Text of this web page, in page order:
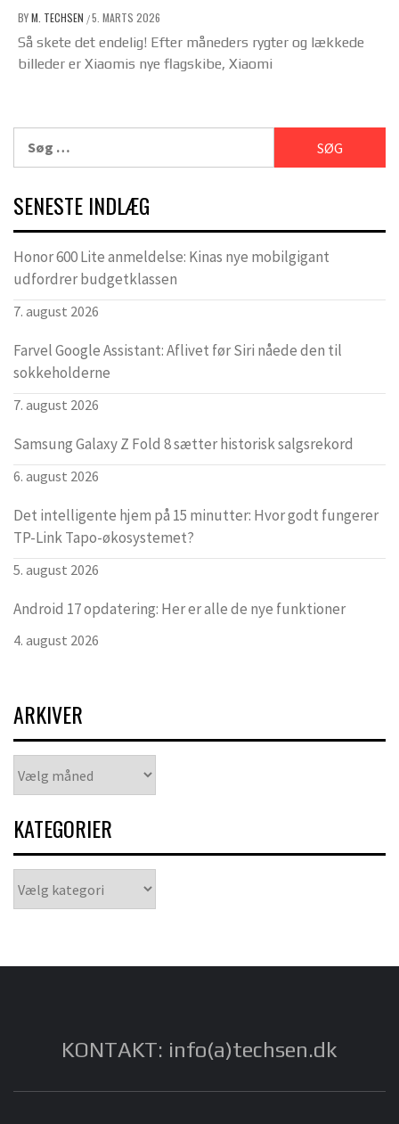
BYM. TECHSEN /5. MARTS 2026
Så skete det endelig! Efter måneders rygter og lækkede
billeder er Xiaomis nye flagskibe, Xiaomi
efter:
SENESTE INDLÆG
Honor 600 Lite anmeldelse: Kinas nye mobilgigant
udfordrer budgetklassen
7. august 2026
Farvel Google Assistant: Aflivet før Siri nåede den til
sokkeholderne
7. august 2026
Samsung Galaxy Z Fold 8 sætter historisk salgsrekord
6. august 2026
Det intelligente hjem på 15 minutter: Hvor godt fungerer
TP-Link Tapo-økosystemet?
5. august 2026
Android 17 opdatering: Her er alle de nye funktioner
4. august 2026
ARKIVER
KATEGORIER
KONTAKT: info(a)techsen.dk